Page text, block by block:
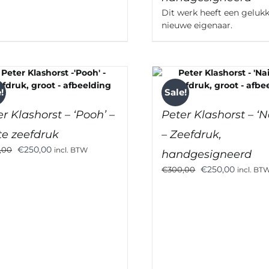
Dit werk heeft een
nieuwe eigenaar.
Klashorst – ‘Pooh’ –
zeefdruk
Oorspronkelijke
€250,00Huidige
incl. BTW
Sale!
Peter Klashorst –
– Zeefdruk,
handgesigneerd
€300,00 Oorspronkelijke
€250,00Huidige
incl.